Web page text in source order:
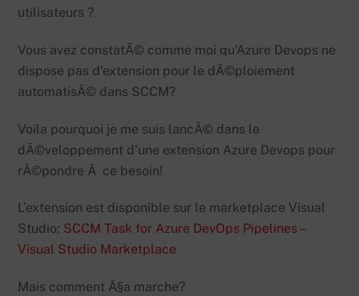
utilisateurs ?
Vous avez constatÃ© comme moi qu’Azure Devops ne
dispose pas d’extension pour le dÃ©ploiement
automatisÃ© dans SCCM?
Voila pourquoi je me suis lancÃ© dans le
dÃ©veloppement d’une extension Azure Devops pour
rÃ©pondre Ã ce besoin!
L’extension est disponible sur le marketplace Visual
Studio: SCCM Task for Azure DevOps Pipelines –
Visual Studio Marketplace
Mais comment Ã§a marche?